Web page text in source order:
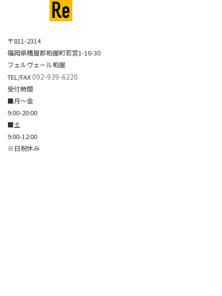
〒811-2314
福岡県糟屋郡粕屋町若宮1-10-30
フェルヴェール粕屋
TEL/FAX092-939-6220
受付時間
■月～金
9:00-20:00
■土
9:00-12:00
※日祝休み